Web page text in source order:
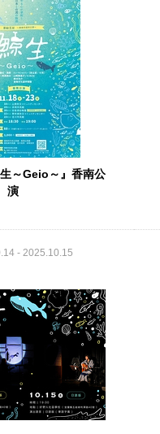
～Geio～』香南公
演
- 2025.10.15